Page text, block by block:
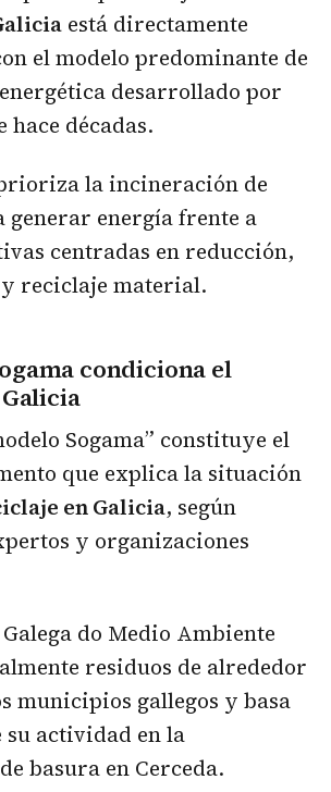
está directamente
el modelo predominante de
desarrollado por
hace décadas.
la incineración de
generar energía frente a
centradas en reducción,
reciclaje material.
condiciona el
Sogama” constituye el
que explica la situación
en Galicia, según
y organizaciones
do Medio Ambiente
residuos de alrededor
municipios gallegos y basa
su actividad en la
basura en Cerceda.